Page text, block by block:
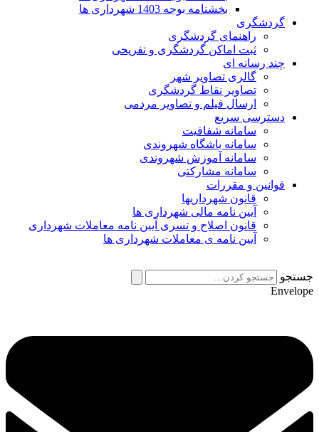
بخشنامه بوجه 1403 شهرداری ها
گردشگری
راهنمای گردشگری
ثبت اماکن گردشگری و تفریحی
چند رسانه ای
گالری تصاویر شهر
تصاویر نقاط گردشگری
ارسال فیلم و تصاویر مردمی
دسترسی سریع
سامانه شفافیت
سامانه باشگاه شهروندی
سامانه آموزش شهروندی
سامانه مشارکتی
قوانین و مقررات
قانون شهرداریها
آیین نامه مالی شهرداری ها
قانون اصلاح و تسری آیین نامه معاملات شهرداری
آیین نامه ی معاملات شهرداری ها
جستجو
Envelope